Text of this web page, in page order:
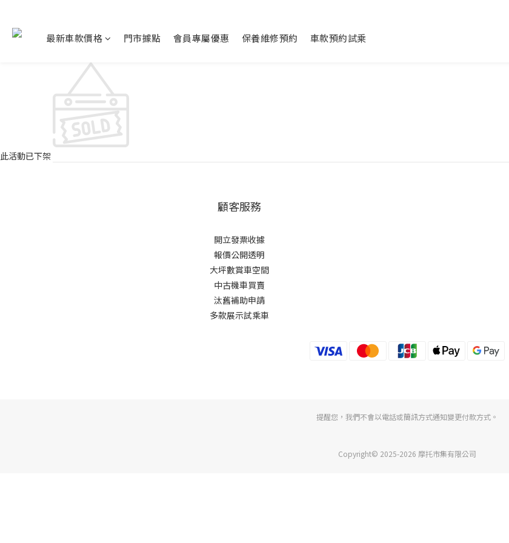
最新車款價格 門市據點 會員專屬優惠 保養維修預約 車款預約試乘
此活動已下架
顧客服務
開立發票收據
報價公開透明
大坪數賞車空間
中古機車買賣
汰舊補助申請
多款展示試乘車
提醒您，我們不會以電話或簡訊方式通知變更付款方式。
Copyright© 2025-2026 摩托市集有限公司